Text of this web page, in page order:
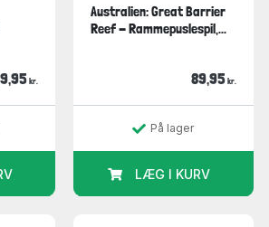
kr.
Australien: Great Barrier
Reef - Rammepuslespil,...
89,95 kr.
På lager
LÆG I KURV